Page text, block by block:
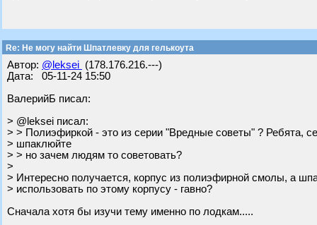
Re: Не могу найти Шпатлевку для гелькоута
Автор: @leksei (178.176.216.---)
Дата: 05-11-24 15:50
ВалерийБ писал:
> @leksei писал:
> > Полиэфиркой - это из серии "Вредные советы" ? Ребята,
> шпаклюйте
> > но зачем людям то советовать?
>
> Интересно получается, корпус из полиэфирной смолы, а
> использовать по этому корпусу - гавно?
Сначала хотя бы изучи тему именно по лодкам.....